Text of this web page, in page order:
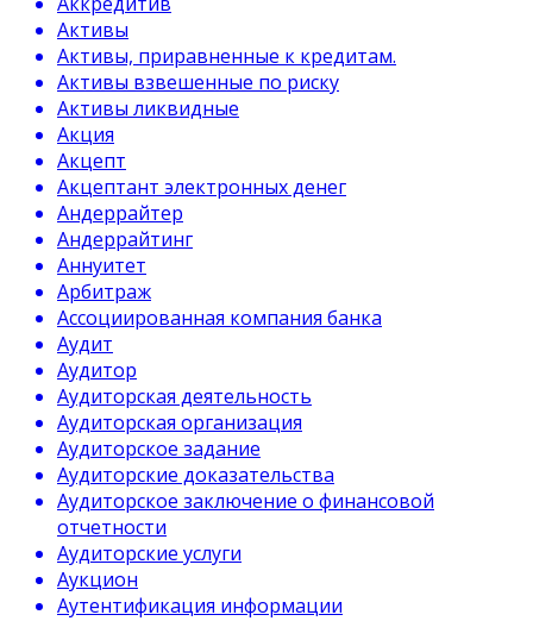
Активы
Активы, приравненные к кредитам.
Активы взвешенные по риску
Активы ликвидные
Акция
Акцепт
Акцептант электронных денег
Андеррайтер
Андеррайтинг
Аннуитет
Арбитраж
Ассоциированная компания банка
Аудит
Аудитор
Аудиторская деятельность
Аудиторская организация
Аудиторское задание
Аудиторские доказательства
Аудиторское заключение о финансовой
отчетности
Аудиторские услуги
Аукцион
Аутентификация информации